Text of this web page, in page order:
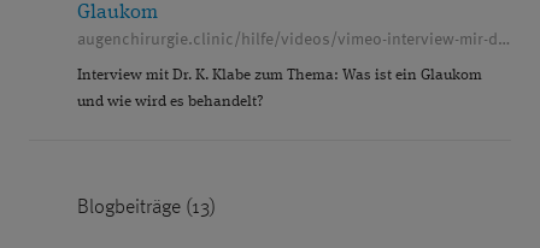
Glaukom
augenchirurgie.clinic/hilfe/videos/vimeo-interview-mir-dr-k-klabe-zum-thema-glaukom
Interview mit Dr. K. Klabe zum Thema: Was ist ein Glaukom
und wie wird es behandelt?
Blogbeiträge (13)